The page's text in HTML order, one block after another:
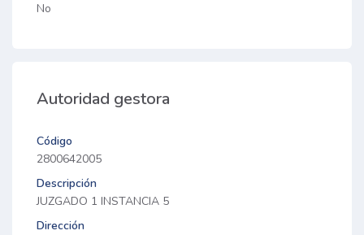
No
Autoridad gestora
Código
2800642005
Descripción
JUZGADO 1 INSTANCIA 5
Dirección